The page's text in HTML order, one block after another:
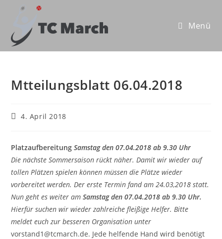
springen
Menü
Mtteilungsblatt 06.04.2018
Beitrag
4. April 2018
Platzaufbereitung Samstag den 07.04.2018 ab 9.30 Uhr
Die nächste Sommersaison rückt näher. Damit wir wieder auf
tollen Plätzen spielen können müssen die Plätze wieder
vorbereitet werden. Der erste Termin fand am 24.03,2018 statt.
Nun geht es weiter amSamstag den 07.04.2018 ab 9.30 Uhr.
Hierfür suchen wir wieder zahlreiche fleißige Helfer. Bitte
meldet euch zur besseren Organisation unter
vorstand1@tcmarch.de. Jede helfende Hand wird benötigt